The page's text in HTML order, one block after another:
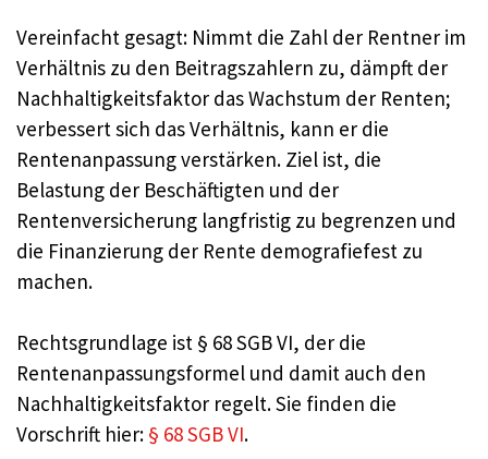
Vereinfacht gesagt: Nimmt die Zahl der Rentner im
Verhältnis zu den Beitragszahlern zu, dämpft der
Nachhaltigkeitsfaktor das Wachstum der Renten;
verbessert sich das Verhältnis, kann er die
Rentenanpassung verstärken. Ziel ist, die
Belastung der Beschäftigten und der
Rentenversicherung langfristig zu begrenzen und
die Finanzierung der Rente demografiefest zu
machen.
Rechtsgrundlage ist § 68 SGB VI, der die
Rentenanpassungsformel und damit auch den
Nachhaltigkeitsfaktor regelt. Sie finden die
Vorschrift hier: § 68 SGB VI.